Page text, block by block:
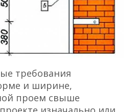
требования
и ширине,
проем свыше